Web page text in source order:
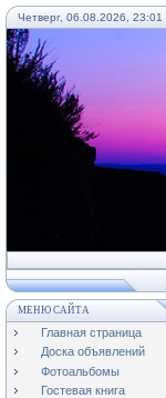
Четверг, 06.08.2026, 23:01
МЕНЮ САЙТА
Главная страница
Доска объявлений
Фотоальбомы
Гостевая книга